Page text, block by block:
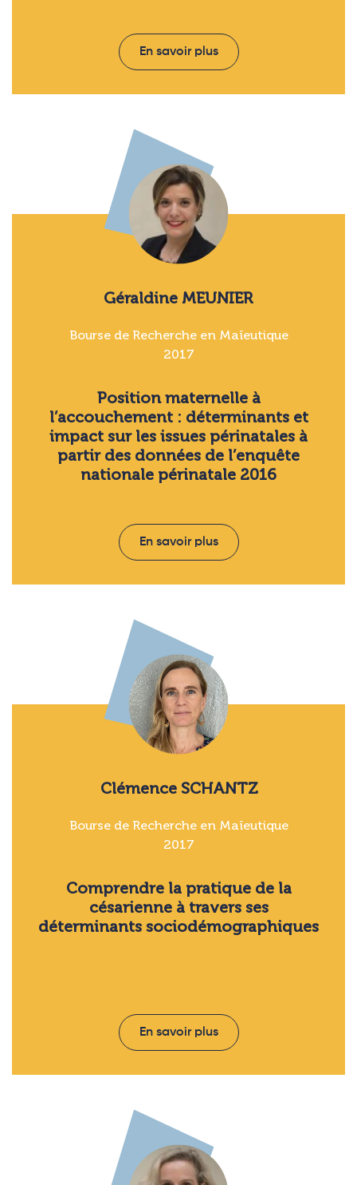
En savoir plus
Géraldine MEUNIER
Bourse de Recherche en Maïeutique
2017
Position maternelle à
l’accouchement : déterminants et
impact sur les issues périnatales à
partir des données de l’enquête
nationale périnatale 2016
En savoir plus
Clémence SCHANTZ
Bourse de Recherche en Maïeutique
2017
Comprendre la pratique de la
césarienne à travers ses
déterminants sociodémographiques
En savoir plus